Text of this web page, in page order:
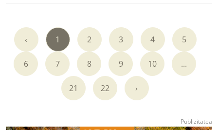
‹ 1 2 3 4 5
6 7 8 9 10 ...
21 22 ›